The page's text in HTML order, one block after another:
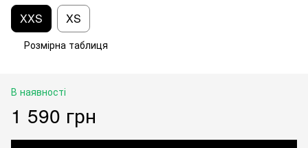
XXS XS
Розмірна таблиця
В наявності
1 590 грн